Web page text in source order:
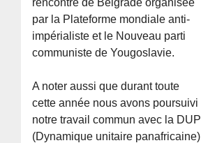
par la Plateforme mondiale anti-
impérialiste et le Nouveau parti
communiste de Yougoslavie.
A noter aussi que durant toute
cette année nous avons poursuivi
notre travail commun avec la DUP
(Dynamique unitaire panafricaine)